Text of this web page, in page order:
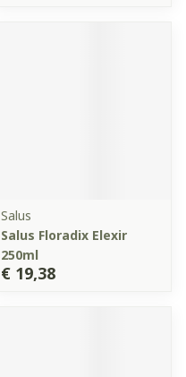
Salus
Salus Floradix Elexir
250ml
€ 19,38